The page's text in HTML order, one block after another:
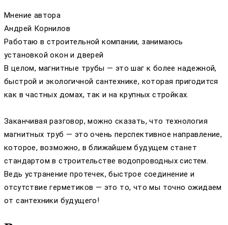
Мнение автора
Андрей Корнилов
Работаю в строительной компании, занимаюсь
установкой окон и дверей
В целом, магнитные трубы — это шаг к более надежной,
быстрой и экологичной сантехнике, которая пригодится
как в частных домах, так и на крупных стройках.
Заканчивая разговор, можно сказать, что технология
магнитных труб — это очень перспективное направление,
которое, возможно, в ближайшем будущем станет
стандартом в строительстве водопроводных систем.
Ведь устранение протечек, быстрое соединение и
отсутствие герметиков — это то, что мы точно ожидаем
от сантехники будущего!